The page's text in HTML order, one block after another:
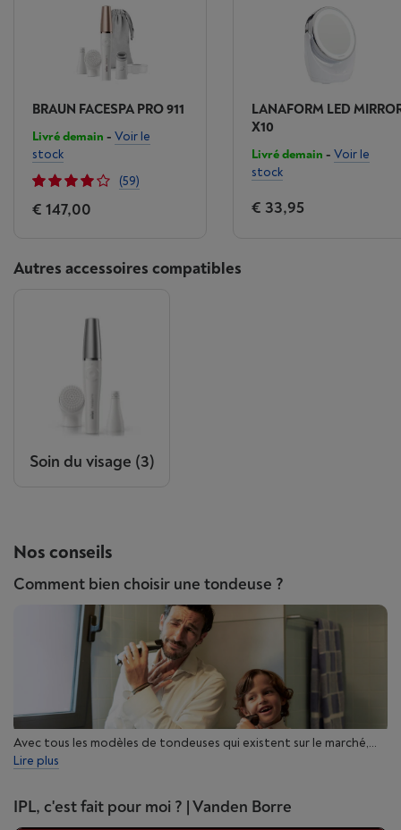
BRAUN FACESPA PRO 911
Livré demain - Voir le
stock
(59)
€ 147,00
LANAFORM LED
X10
Livré demain - Voir le
stock
€ 33,95
Autres accessoires compatibles
Soin du visage (3)
Nos conseils
Comment bien choisir une tondeuse ?
Avec tous les modèles de tondeuses qui existent sur le marché,...
Lire plus
IPL, c'est fait pour moi ? | Vanden Borre